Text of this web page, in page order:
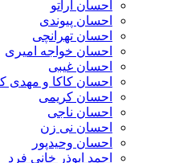
احسان اراتو
احسان پیوندی
احسان تهرانچی
احسان خواجه امیری
احسان غیبی
احسان کاکا و مهدی
احسان کریمی
احسان ناجی
احسان نی زن
احسان وحیدپور
احمد ابوذر خانی فرد